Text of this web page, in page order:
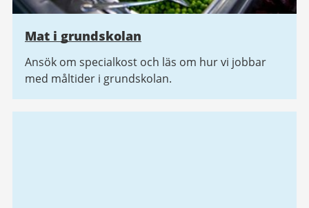
Mat i grundskolan
Ansök om specialkost och läs om hur vi jobbar
med måltider i grundskolan.